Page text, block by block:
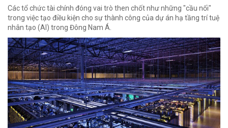
Các tổ chức tài chính đóng vai trò then chốt như những "cầu nối"
trong việc tạo điều kiện cho sự thành công của dự án hạ tầng trí tuệ
nhân tạo (AI) trong Đông Nam Á.